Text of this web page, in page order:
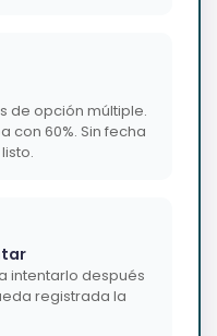
de opción múltiple.
con 60%. Sin fecha
intentarlo después
registrada la